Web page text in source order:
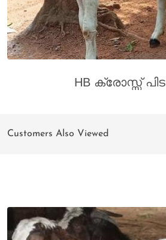
HB ക്രോസ്സ് പിട കുട്ടി വില്പനക്ക് (7 മാസം പ്രായം )
Customers Also Viewed